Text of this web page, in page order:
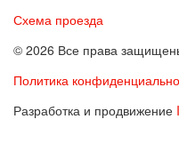
Схема проезда
© 2026 Все права
Политика
Разработка и продвижение